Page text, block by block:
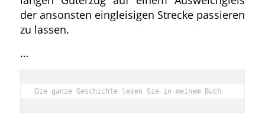
der ansonsten eingleisigen Strecke passieren
zu lassen.
…
Die ganze Geschichte lesen Sie in meinem Buch